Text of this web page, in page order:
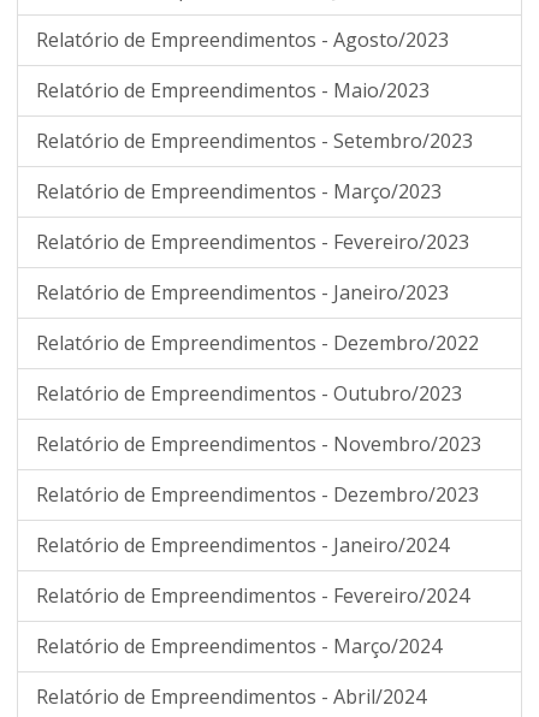
Relatório de Empreendimentos - Agosto/2023
Relatório de Empreendimentos - Maio/2023
Relatório de Empreendimentos - Setembro/2023
Relatório de Empreendimentos - Março/2023
Relatório de Empreendimentos - Fevereiro/2023
Relatório de Empreendimentos - Janeiro/2023
Relatório de Empreendimentos - Dezembro/2022
Relatório de Empreendimentos - Outubro/2023
Relatório de Empreendimentos - Novembro/2023
Relatório de Empreendimentos - Dezembro/2023
Relatório de Empreendimentos - Janeiro/2024
Relatório de Empreendimentos - Fevereiro/2024
Relatório de Empreendimentos - Março/2024
Relatório de Empreendimentos - Abril/2024